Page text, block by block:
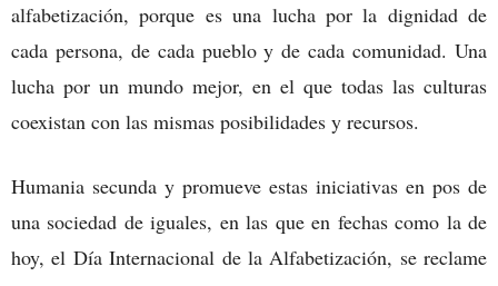
alfabetización, porque es una lucha por la dignidad de
cada persona, de cada pueblo y de cada comunidad. Una
lucha por un mundo mejor, en el que todas las culturas
coexistan con las mismas posibilidades y recursos.
Humania secunda y promueve estas iniciativas en pos de
una sociedad de iguales, en las que en fechas como la de
hoy, el Día Internacional de la Alfabetización, se reclame